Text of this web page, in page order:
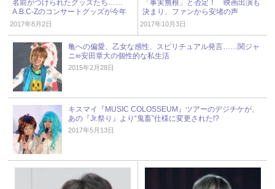
名前がつけられたグッズたち……
A.B.C-Zのコンサートグッズが今年
も話題！
2017年8月2日
「事実無根」と否定！ 映画出演も
決まり、ファンから安堵の声
2017年10月3日
亀への偏愛、乙女な感性、スピリチュアル発言……関ジャ
ニ∞安田章大の個性的な私生活
2015年2月28日
キスマイ『MUSIC COLOSSEUM』ツアーのデジチケが、
あの『Jr.祭り』より“鬼畜”仕様に変更された!?
2017年5月13日